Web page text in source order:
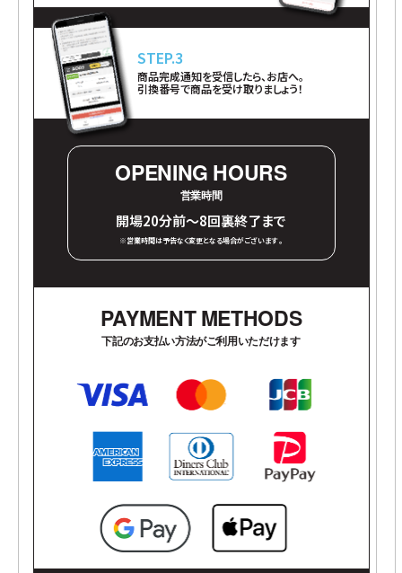
商品完成通知を受信したら、お店へ。
引換番号で商品を受け取りましょう！
OPENING HOURS
営業時間
開場20分前～8回裏終了まで
※営業時間は予告なく変更となる場合がございます 。
PAYMENT METHODS
下記のお支払い方法がご利用いただけます